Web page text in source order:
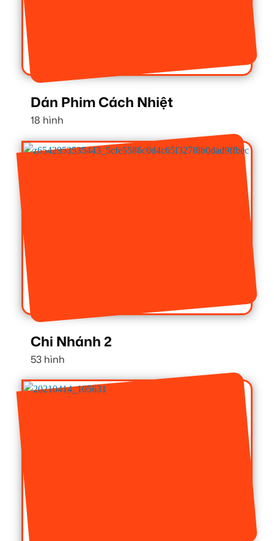
Dán Phim Cách Nhiệt
18 hình
Chi Nhánh 2
53 hình